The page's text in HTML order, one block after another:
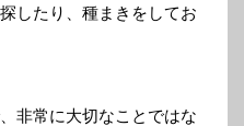
したり、種まきをしてお
非常に大切なことではな